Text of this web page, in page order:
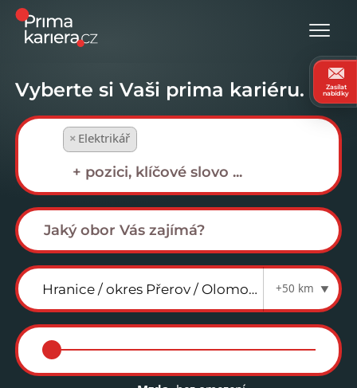
Vyberte si Vaši prima kariéru.
× Elektrikář
+50 km
Zasílat
nabídky